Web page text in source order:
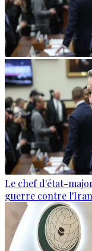
Le chef d'état-
guerre contre l'Iran